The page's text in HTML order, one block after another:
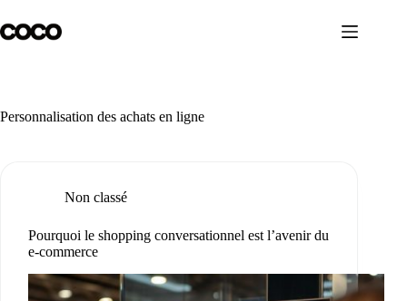
to
content
Personnalisation des achats en ligne
Non classé
Pourquoi le shopping conversationnel est l’avenir du
e-commerce